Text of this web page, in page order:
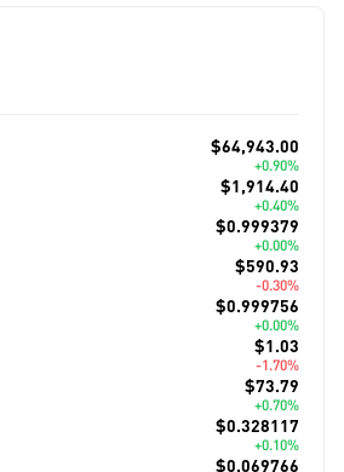
$64,943.00
+0.90%
$1,914.40
+0.40%
$0.999379
+0.00%
$590.93
-0.30%
$0.999756
+0.00%
$1.03
-1.70%
$73.79
+0.70%
$0.328117
+0.10%
$0.069766